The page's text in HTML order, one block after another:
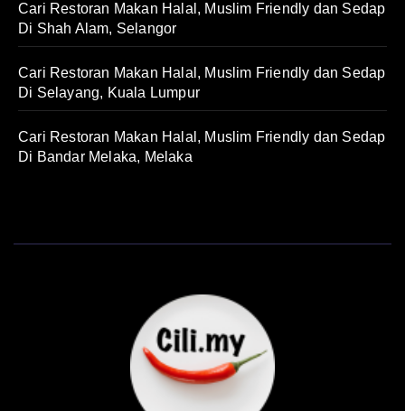
Cari Restoran Makan Halal, Muslim Friendly dan Sedap
Di Shah Alam, Selangor
Cari Restoran Makan Halal, Muslim Friendly dan Sedap
Di Selayang, Kuala Lumpur
Cari Restoran Makan Halal, Muslim Friendly dan Sedap
Di Bandar Melaka, Melaka